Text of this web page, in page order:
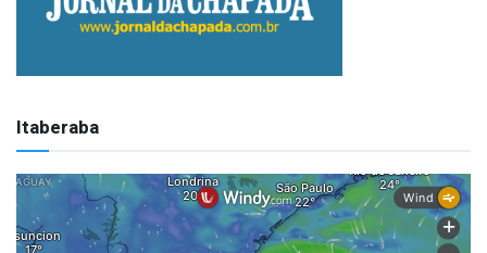
Itaberaba